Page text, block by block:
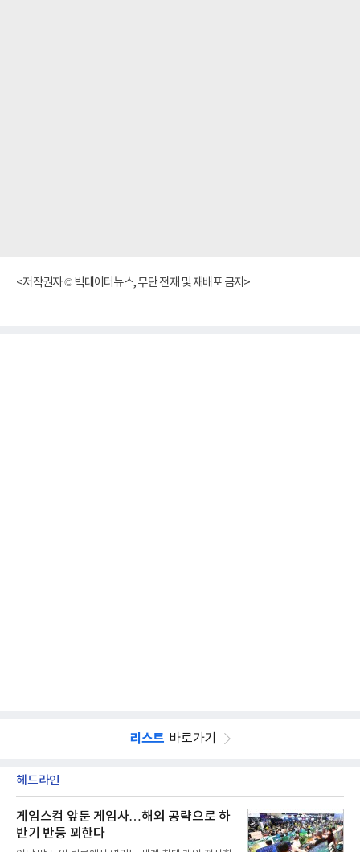
<저작권자 © 빅데이터뉴스, 무단 전재 및 재배포 금지>
리스트 바로가기
헤드라인
게임스컴 앞둔 게임사…해외 공략으로 하
반기 반등 꾀한다